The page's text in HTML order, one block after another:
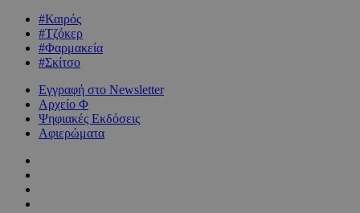
#Καιρός
#Τζόκερ
#Φαρμακεία
#Σκίτσο
Εγγραφή στο Newsletter
Αρχείο Φ
Ψηφιακές Εκδόσεις
Αφιερώματα